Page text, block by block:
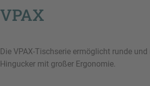
VPAX
Die VPAX-Tischserie ermöglicht runde
Hingucker mit großer Ergonomie.